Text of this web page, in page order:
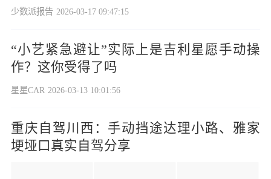
少数派报告 2026-03-17 09:47:15
“小艺紧急避让”实际上是吉利星愿手动操
作？这你受得了吗
星星CAR 2026-03-13 10:01:56
重庆自驾川西：手动挡途达理小路、雅家
埂垭口真实自驾分享